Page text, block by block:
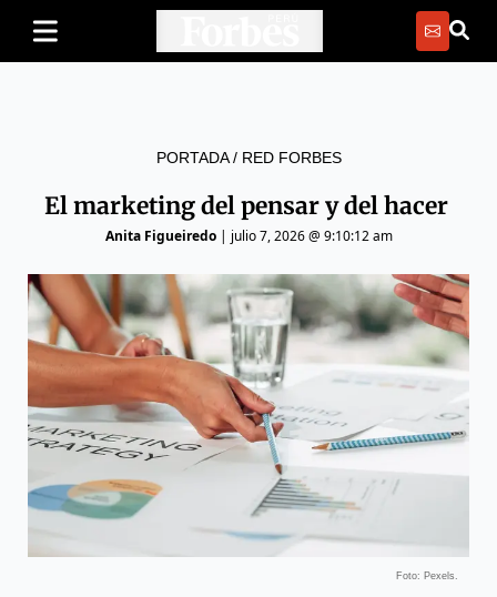
PORTADA/ RED FORBES
El marketing del pensar y del hacer
Anita Figueiredo| julio 7, 2026 @ 9:10:12 am
Foto: Pexels.